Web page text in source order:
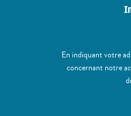
En indiquant votre
concernant notre